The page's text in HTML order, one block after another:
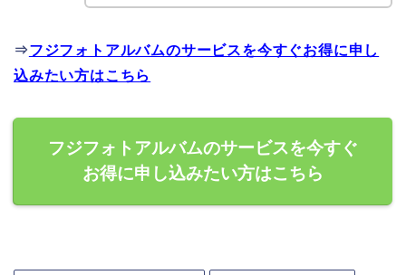
⇒フジフォトアルバムのサービスを今すぐお得に申し
込みたい方はこちら
フジフォトアルバムのサービスを今すぐ
お得に申し込みたい方はこちら